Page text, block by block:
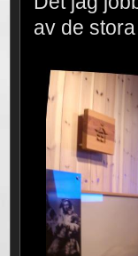
av de